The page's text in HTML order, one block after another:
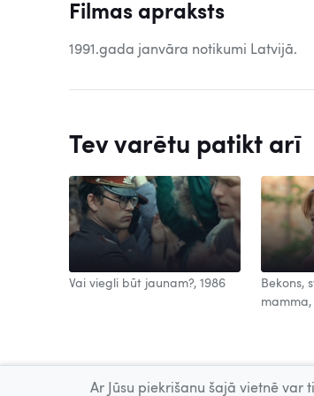
Filmas apraksts
1991.gada janvāra notikumi Latvijā.
Tev varētu patikt arī
Vai viegli būt jaunam?, 1986
Bekons,
mamma,
Ar Jūsu piekrišanu šajā vietnē var